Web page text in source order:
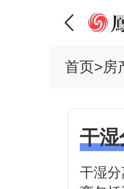
首页>房
干湿
干湿